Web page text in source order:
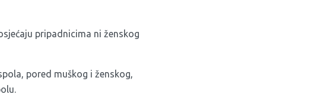
pripadnicima ni ženskog
pored muškog i ženskog,